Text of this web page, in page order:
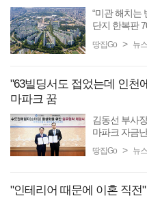
“미관 해치는
단지 한복판 7000평 도
수기자촌아파
땅집Go > 뉴스
"63빌딩서도 접었는데 인천
마파크 꿈
김동선 부사
마파크 자금난에 용두사미
형 테마파크
땅집Go > 뉴스
"인테리어 때문에 이혼 직전